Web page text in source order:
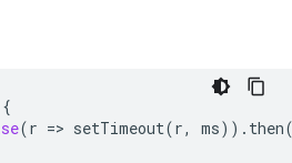
{
(r => setTimeout(r, ms)). then